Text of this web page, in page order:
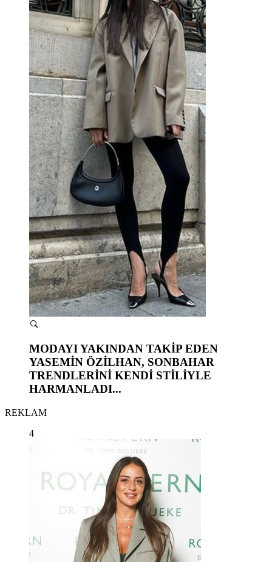
MODAYI YAKINDAN TAKİP EDEN
YASEMİN ÖZİLHAN, SONBAHAR
TRENDLERİNİ KENDİ STİLİYLE
HARMANLADI...
REKLAM
4